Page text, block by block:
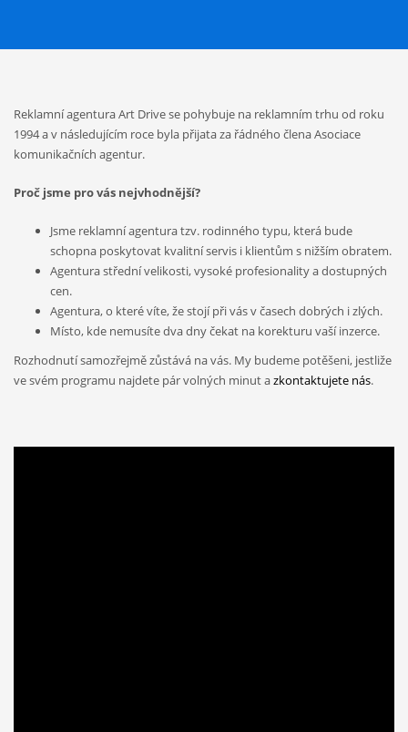
Reklamní agentura Art Drive se pohybuje na reklamním trhu od roku
1994 a v následujícím roce byla přijata za řádného člena Asociace
komunikačních agentur.
Proč jsme pro vás nejvhodnější?
Jsme reklamní agentura tzv. rodinného typu, která bude
schopna poskytovat kvalitní servis i klientům s nižším obratem.
Agentura střední velikosti, vysoké profesionality a dostupných
cen.
Agentura, o které víte, že stojí při vás v časech dobrých i zlých.
Místo, kde nemusíte dva dny čekat na korekturu vaší inzerce.
Rozhodnutí samozřejmě zůstává na vás. My budeme potěšeni, jestliže
ve svém programu najdete pár volných minut azkontaktujete nás.